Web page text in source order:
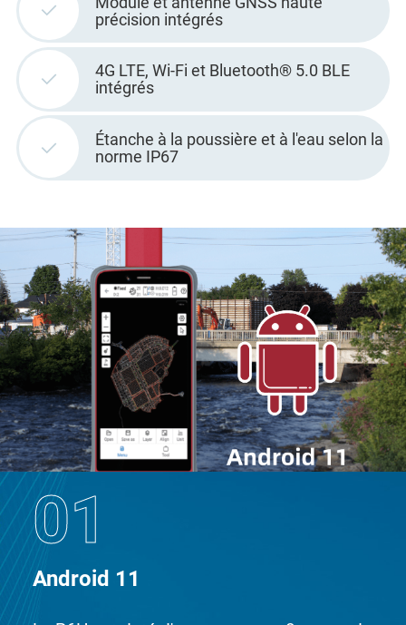
précision intégrés
4G LTE, Wi-Fi et Bluetooth® 5.0 BLE
intégrés
Étanche à la poussière et à l'eau selon la
norme IP67
01
Android 11